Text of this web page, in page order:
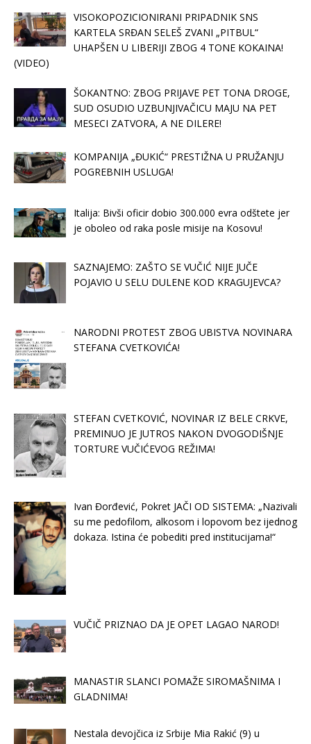
VISOKOPOZICIONIRANI PRIPADNIK SNS
KARTELA SRĐAN SELEŠ ZVANI „PITBUL“
UHAPŠEN U LIBERIJI ZBOG 4 TONE KOKAINA!
(VIDEO)
ŠOKANTNO: ZBOG PRIJAVE PET TONA DROGE,
SUD OSUDIO UZBUNJIVAČICU MAJU NA PET
MESECI ZATVORA, A NE DILERE!
KOMPANIJA „ĐUKIĆ“ PRESTIŽNA U PRUŽANJU
POGREBNIH USLUGA!
Italija: Bivši oficir dobio 300.000 evra odštete jer
je oboleo od raka posle misije na Kosovu!
SAZNAJEMO: ZAŠTO SE VUČIĆ NIJE JUČE
POJAVIO U SELU DULENE KOD KRAGUJEVCA?
NARODNI PROTEST ZBOG UBISTVA NOVINARA
STEFANA CVETKOVIĆA!
STEFAN CVETKOVIĆ, NOVINAR IZ BELE CRKVE,
PREMINUO JE JUTROS NAKON DVOGODIŠNJE
TORTURE VUČIĆEVOG REŽIMA!
Ivan Đorđević, Pokret JAČI OD SISTEMA: „Nazivali
su me pedofilom, alkosom i lopovom bez ijednog
dokaza. Istina će pobediti pred institucijama!“
VUČIČ PRIZNAO DA JE OPET LAGAO NAROD!
MANASTIR SLANCI POMAŽE SIROMAŠNIMA I
GLADNIMA!
Nestala devojčica iz Srbije Mia Rakić (9) u